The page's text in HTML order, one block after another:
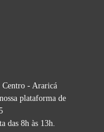
Centro - Araricá
plataforma de
das 8h às 13h.